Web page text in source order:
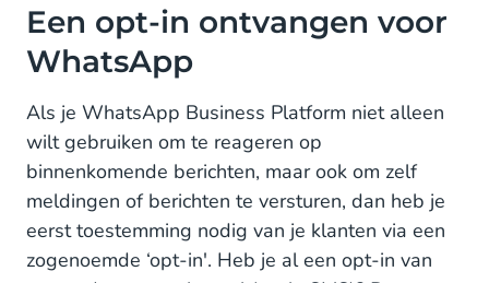
Een opt-in ontvangen voor
WhatsApp
Als je WhatsApp Business Platform niet alleen
wilt gebruiken om te reageren op
binnenkomende berichten, maar ook om zelf
meldingen of berichten te versturen, dan heb je
eerst toestemming nodig van je klanten via een
zogenoemde ‘opt-in'. Heb je al een opt-in van